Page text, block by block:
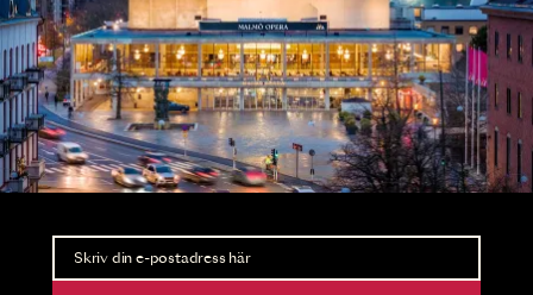
Nyhetsbrev
Ta del av förhandsinformation och biljettsläpp.